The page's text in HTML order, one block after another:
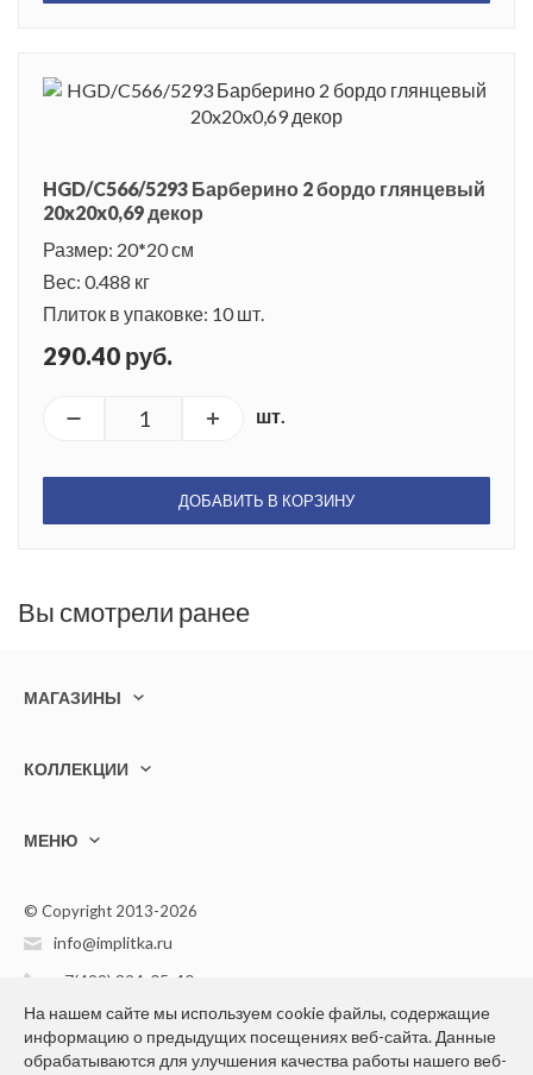
HGD/C566/5293 Барберино 2 бордо глянцевый
20x20x0,69 декор
Размер: 20*20 см
Вес: 0.488 кг
Плиток в упаковке: 10 шт.
290.40 руб.
шт.
ДОБАВИТЬ В КОРЗИНУ
Вы смотрели ранее
МАГАЗИНЫ
КОЛЛЕКЦИИ
МЕНЮ
© Copyright 2013-2026
info@implitka.ru
+7(499) 394-05-40
На нашем сайте мы используем cookie файлы, содержащие
информацию о предыдущих посещениях веб-сайта. Данные
обрабатываются для улучшения качества работы нашего веб-